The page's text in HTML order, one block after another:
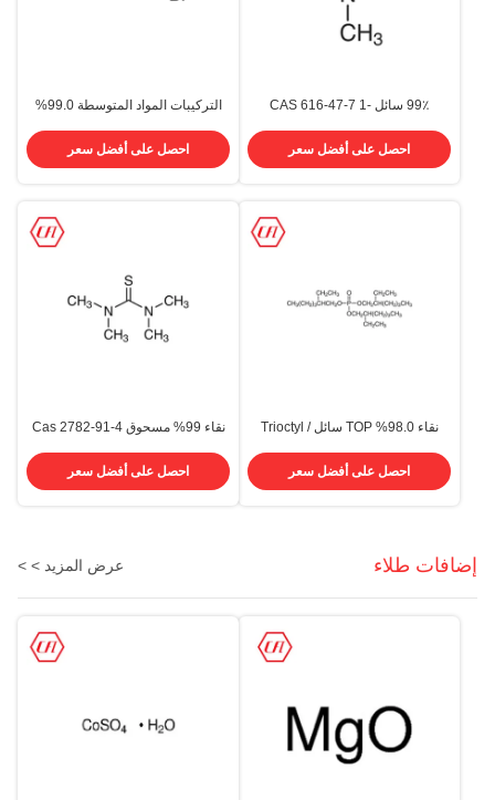
99٪ سائل CAS 616-47-7 1-
احصل على أفضل سعر
التركيبات المواد المتوسطة 99.0%
Bromopropane
احصل على أفضل سعر
نقاء 98.0% TOP سائل / Trioctyl
ethylhexyl) فوسفات
احصل على أفضل سعر
نقاء 99% مسحوق Cas 2782-91-4
احصل على أفضل سعر
إضافات طلاء عرض المزيد > >